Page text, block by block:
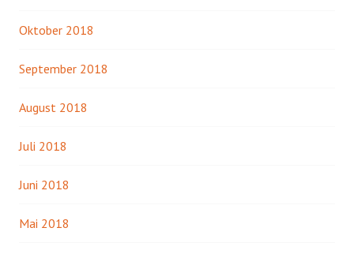
Oktober 2018
September 2018
August 2018
Juli 2018
Juni 2018
Mai 2018